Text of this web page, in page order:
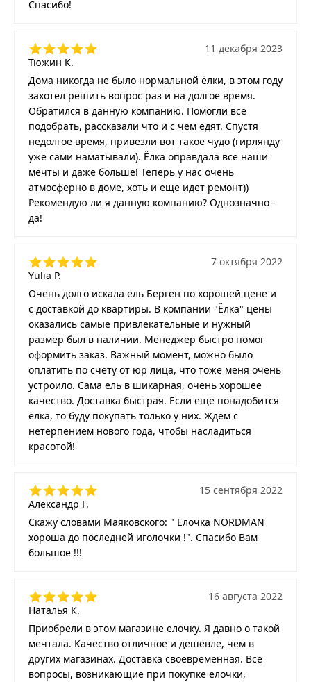
Спасибо!
Тюжин К.
11 декабря 2023
Дома никогда не было нормальной ёлки, в этом году
захотел решить вопрос раз и на долгое время.
Обратился в данную компанию. Помогли все
подобрать, рассказали что и с чем едят. Спустя
недолгое время, привезли вот такое чудо (гирлянду
уже сами наматывали). Ёлка оправдала все наши
мечты и даже больше! Теперь у нас очень
атмосферно в доме, хоть и еще идет ремонт))
Рекомендую ли я данную компанию? Однозначно -
да!
Yulia P.
7 октября 2022
Очень долго искала ель Берген по хорошей цене и
с доставкой до квартиры. В компании "Ёлка" цены
оказались самые привлекательные и нужный
размер был в наличии. Менеджер быстро помог
оформить заказ. Важный момент, можно было
оплатить по счету от юр лица, что тоже меня очень
устроило. Сама ель в шикарная, очень хорошее
качество. Доставка быстрая. Если еще понадобится
елка, то буду покупать только у них. Ждем с
нетерпением нового года, чтобы насладиться
красотой!
Александр Г.
15 сентября 2022
Скажу словами Маяковского: " Елочка NORDMAN
хороша до последней иголочки !". Спасибо Вам
большое !!!
Наталья К.
16 августа 2022
Приобрели в этом магазине елочку. Я давно о такой
мечтала. Качество отличное и дешевле, чем в
других магазинах. Доставка своевременная. Все
вопросы, возникающие при покупке елочки,